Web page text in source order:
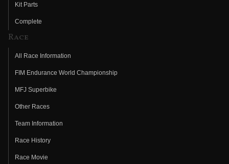
Kit Parts
Complete
Race
All Race Information
FIM Endurance World Championship
MFJ Superbike
Other Races
Team Information
Race History
Race Movie